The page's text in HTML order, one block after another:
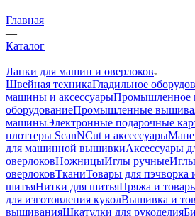
Главная
—
Каталог
—
Лапки для машин и оверлоков
Швейная техникаГладильное
машины и аксессуарыПромышленное
оборудованиеПромышленные
машиныЭлектронные подарочные
плоттеры ScanNCut и аксессуары
для машинной вышивкиАксессуары
оверлоковНожницыИглы ручные
оверлоковТканиТовары для пэчворка
шитьяНитки для шитьяПряжа и
для изготовления куколВышивка и
вышиванияШкатулки для рукоделия